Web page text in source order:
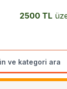
2500 TL